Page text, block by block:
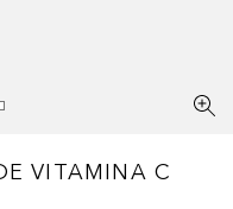
VITAMINA C